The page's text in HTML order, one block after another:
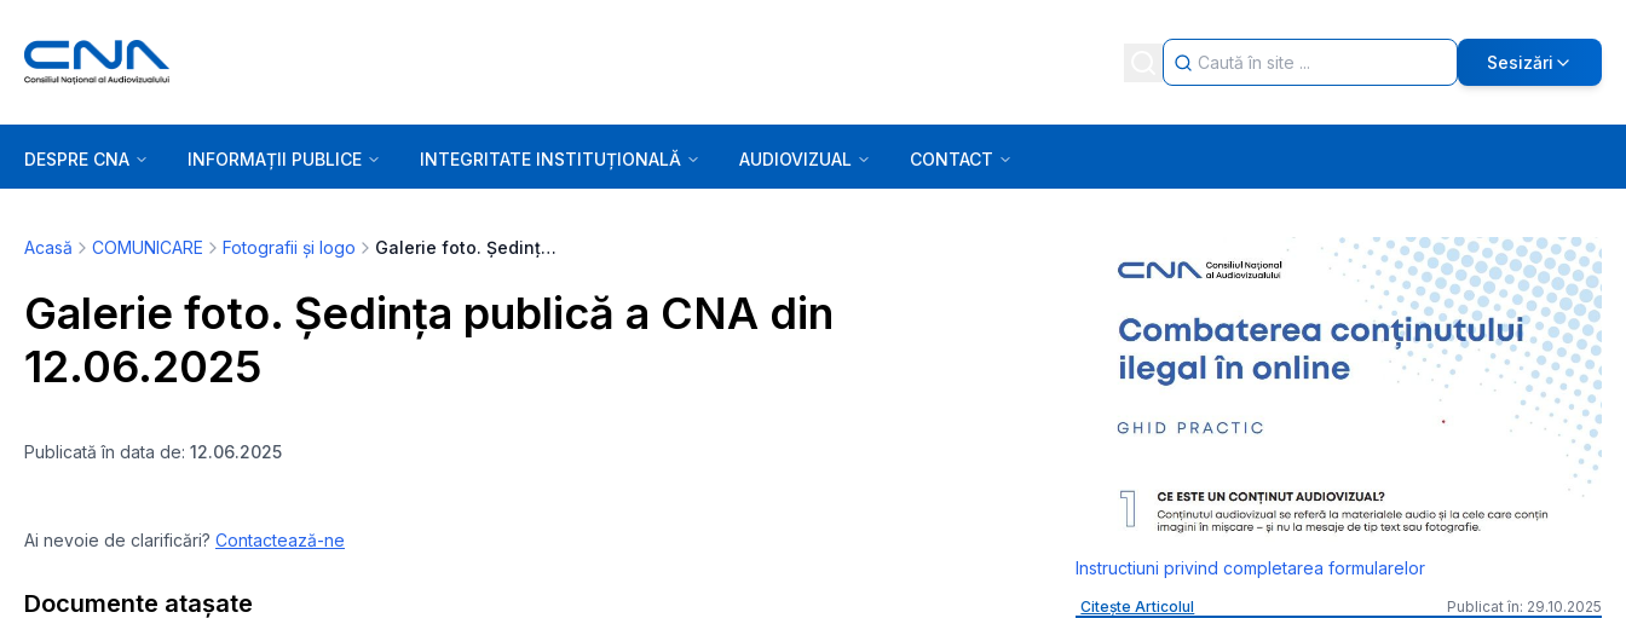
Sesizări
DESPRE CNA INFORMAȚII PUBLICE INTEGRITATE INSTITUȚIONALĂ AUDIOVIZUAL CONTACT
Acasă COMUNICARE Fotografii și logo Galerie foto. Ședința publică a CNA din 12.06.2025
Galerie foto. Ședința publică a CNA din
12.06.2025
Publicată în data de: 12.06.2025
Ai nevoie de clarificări? Contactează-ne
Documente atașate
Instructiuni privind completarea formularelor
Citește Articolul Publicat în: 29.10.2025